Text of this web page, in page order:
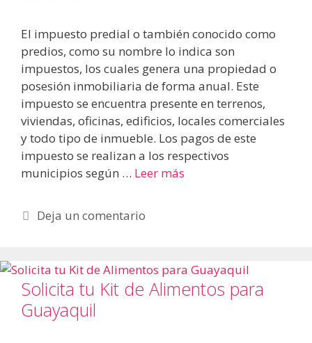
El impuesto predial o también conocido como
predios, como su nombre lo indica son
impuestos, los cuales genera una propiedad o
posesión inmobiliaria de forma anual. Este
impuesto se encuentra presente en terrenos,
viviendas, oficinas, edificios, locales comerciales
y todo tipo de inmueble. Los pagos de este
impuesto se realizan a los respectivos
municipios según … Leer más
Deja un comentario
Solicita tu Kit de Alimentos para
Guayaquil